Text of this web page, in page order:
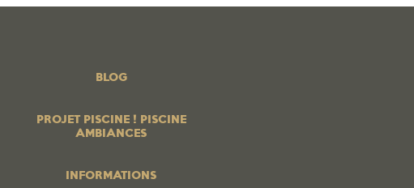
BLOG
PROJET PISCINE ! PISCINE
AMBIANCES
INFORMATIONS